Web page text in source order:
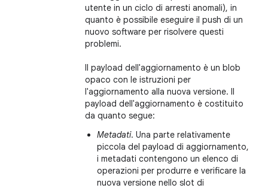
utente in un ciclo di arresti anomali), in
quanto è possibile eseguire il push di un
nuovo software per risolvere questi
problemi.
Il payload dell'aggiornamento è un blob
opaco con le istruzioni per
l'aggiornamento alla nuova versione. Il
payload dell'aggiornamento è costituito
da quanto segue:
Metadati. Una parte relativamente
piccola del payload di aggiornamento,
i metadati contengono un elenco di
operazioni per produrre e verificare la
nuova versione nello slot di